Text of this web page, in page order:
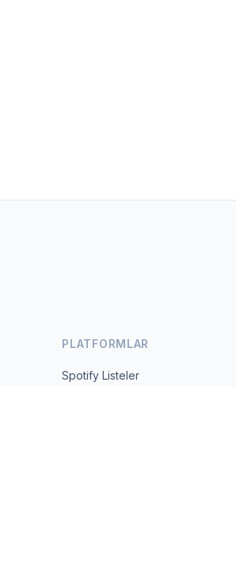
PLATFORMLAR
Spotify Listeler